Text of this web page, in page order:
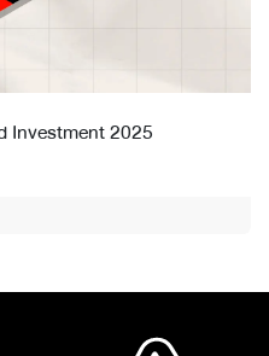
Investment 2025